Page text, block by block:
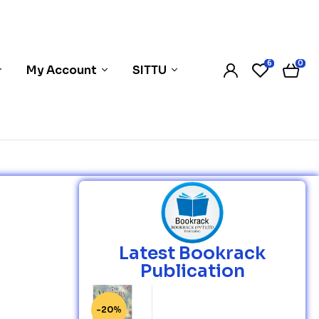
My Account SITTU 6 0
Latest Bookrack
Publication
-20%